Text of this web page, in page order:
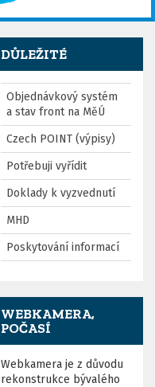
DŮLEŽITÉ
Objednávkový systém
a stav front na MěÚ
Czech POINT (výpisy)
Potřebuji vyřídit
Doklady k vyzvednutí
MHD
Poskytování informací
WEBKAMERA,
POČASÍ
Webkamera je z důvodu
rekonstrukce bývalého